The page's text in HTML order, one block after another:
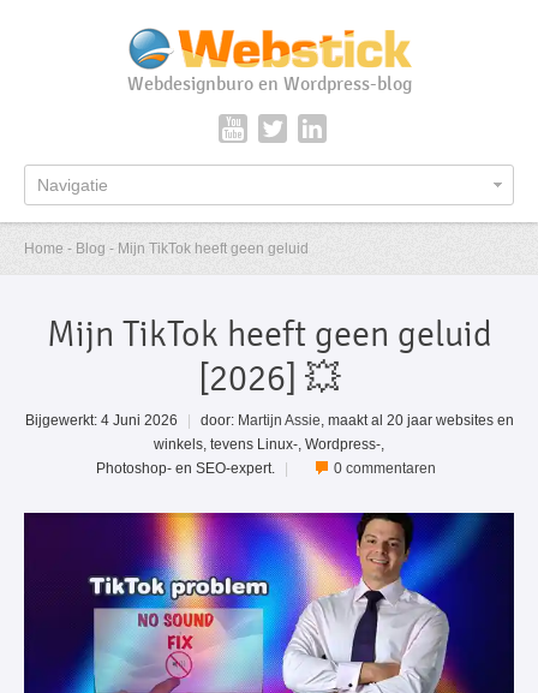
Webdesignburo en Wordpress-blog
Navigatie
Home - Blog - Mijn TikTok heeft geen geluid
Mijn TikTok heeft geen geluid
[2026] 💥
Bijgewerkt: 4 Juni 2026 | door: Martijn Assie , maakt al 20 jaar websites en
winkels, tevens Linux-, Wordpress-,
Photoshop- en SEO-expert.
| 0 commentaren